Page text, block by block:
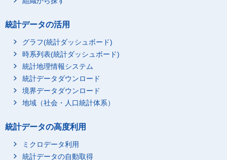
統計データの活用
グラフ(統計ダッシュボード)
時系列表(統計ダッシュボード)
統計地理情報システム
統計データダウンロード
境界データダウンロード
地域（社会・人口統計体系）
統計データの高度利用
ミクロデータ利用
統計データの自動取得